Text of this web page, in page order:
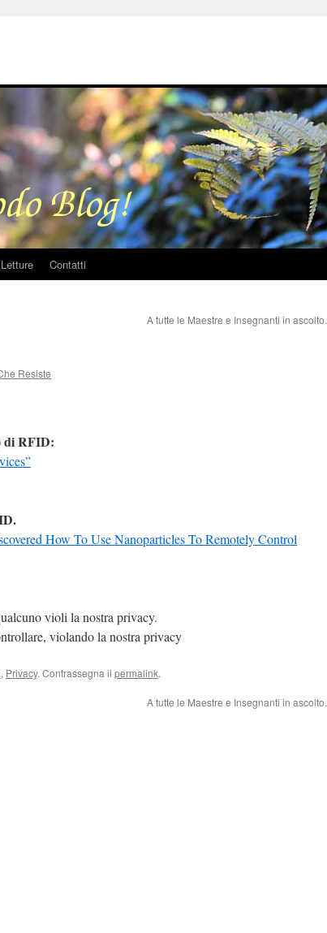
Letture Contatti
A tutte le Maestre e Insegnanti in ascolto.
Resiste
di RFID:
How To Use Nanoparticles To Remotely Control
violi la nostra privacy.
violando la nostra privacy
, Privacy. Contrassegna il permalink.
A tutte le Maestre e Insegnanti in ascolto.